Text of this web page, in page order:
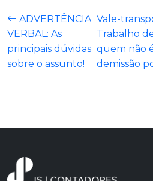
ADVERTÊNCIA
VERBAL: As
principais dúvidas
sobre o assunto!
Vale-
Trabalho
quem não
demissão